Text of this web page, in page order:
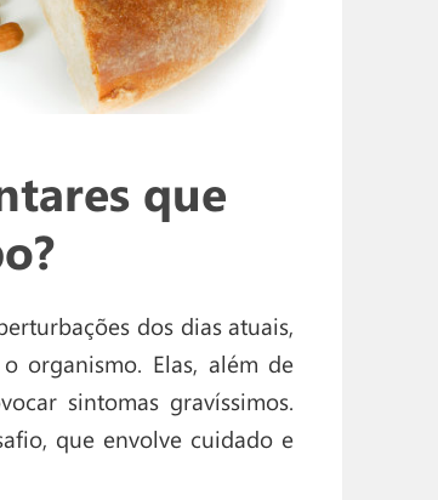
que
dos dias atuais,
organismo. Elas, além de
sintomas gravíssimos.
que envolve cuidado e